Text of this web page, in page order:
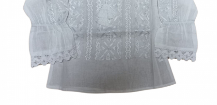
Дамски панталони
Дамски пуловери
Дамски спортни комплекти
Дамски тениски
Дамски якета